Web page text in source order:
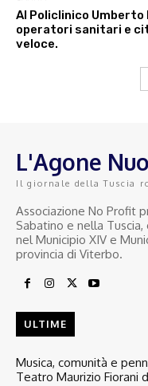
Al Policlinico
operatori sanitari e
veloce.
L'Agone
Il giornale della Tuscia
Associazione No Profit
Sabatino e nella
nel Municipio XIV e
provincia di Viterbo.
ULTIME
Musica, comunità e
Teatro Maurizio Fiorani